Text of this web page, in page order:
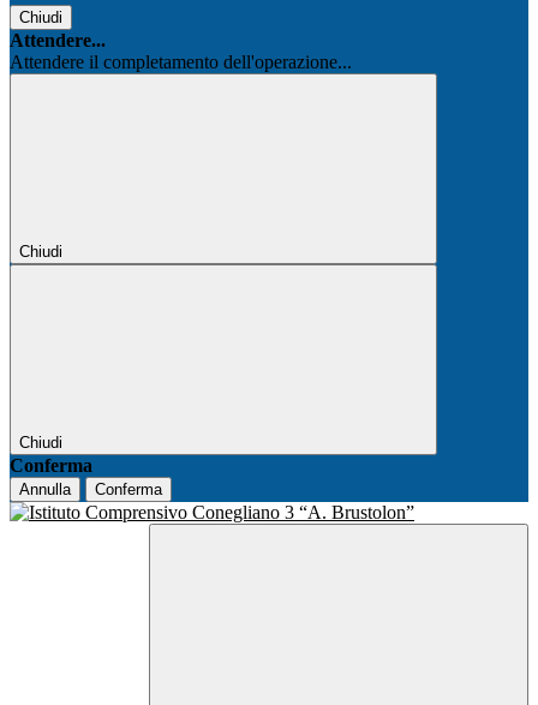
Chiudi
Attendere...
Attendere il completamento dell'operazione...
Chiudi
Chiudi
Conferma
Annulla Conferma